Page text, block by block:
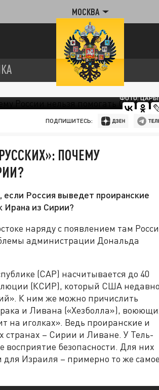
МОСКВА
ФОТО:
ПОДПИШИТЕСЬ:
ПОЧЕМУ
Россия выведет проиранские
Ирана из Сирии?
наряду с появлением там
администрации Дональда
(САР) насчитывается до 40
(КСИР), который США недавно
К ним же можно причислить
и Ливана («Хезболла»),
на иголках». Ведь проиранские и
странах – Сирии и Ливане. У Тель-
безопасности. Для них
Израиля – примерно то же